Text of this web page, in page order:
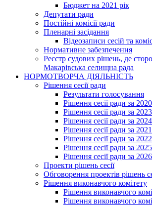
Бюджет на 2021 рік
Депутати ради
Постійні комісії ради
Пленарні засідання
Відеозаписи сесій та
Нормативне забезпечення
Реєстр судових рішень, де
Макарівська селищна рада
НОРМОТВОРЧА ДІЯЛЬНІСТЬ
Рішення сесії ради
Результати голосування
Рішення сесії ради за
Рішення сесії ради за
Рішення сесії ради за
Рішення сесії ради за
Рішення сесії ради за
Рішення сесії ради за
Рішення сесії ради за
Проекти рішень сесії
Обговорення проектів рішень
Рішення виконавчого комітету
Рішення виконавчого
Рішення виконавчого